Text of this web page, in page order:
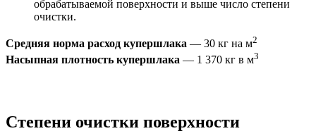
обрабатываемой поверхности и выше число степени
очистки.
Средняя норма расход купершлака — 30 кг на м2
Насыпная плотность купершлака — 1 370 кг в м3
Степени очистки поверхности